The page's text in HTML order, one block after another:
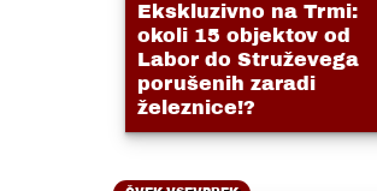
Ekskluzivno na Trmi:
okoli 15 objektov od
Labor do Struževega
porušenih zaradi
železnice!?